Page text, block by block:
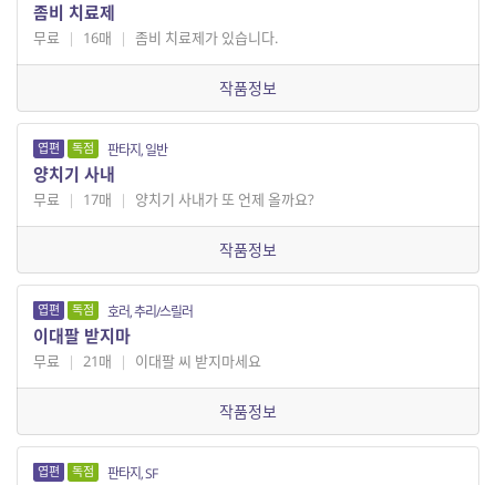
좀비 치료제
무료 | 16매 | 좀비 치료제가 있습니다.
작품정보
엽편 독점 판타지, 일반
양치기 사내
무료 | 17매 | 양치기 사내가 또 언제 올까요?
작품정보
엽편 독점 호러, 추리/스릴러
이대팔 받지마
무료 | 21매 | 이대팔 씨 받지마세요
작품정보
엽편 독점 판타지, SF